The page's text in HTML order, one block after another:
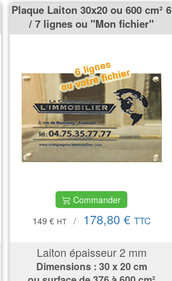
Plaque Laiton 30x20 ou 600 cm² 6
/ 7 lignes ou ''Mon fichier''
Commander
149 € HT / 178,80 € TTC
Laiton épaisseur 2 mm
Dimensions : 30 x 20 cm